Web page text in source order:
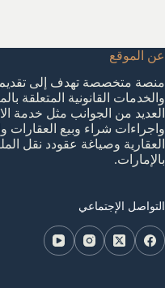
عن الموقع
منصة متخصصة تهدف إلى تقديم
والخدمات القانونية المتعلقة
العديد من الجوانب مثل خدمة
واجراءات شراء وبيع العقارات
العقارية وصياغة عقودد نقل
بالإمارات.
التواصل الإجتماعي